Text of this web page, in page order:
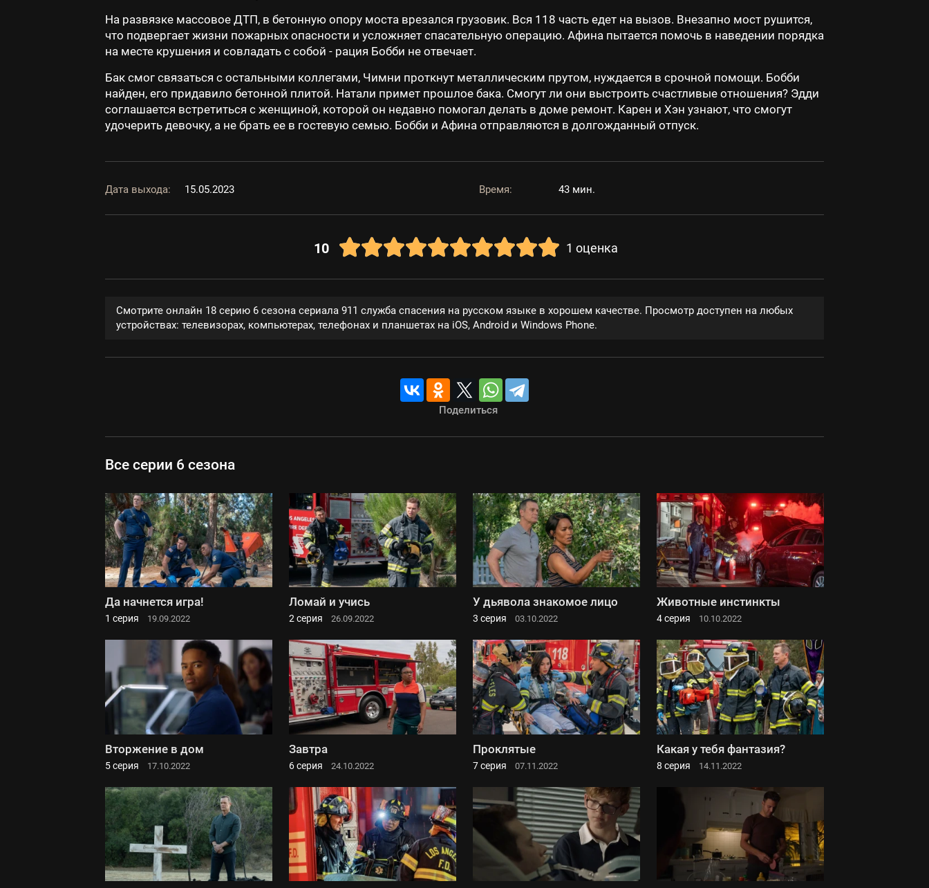
На развязке массовое ДТП, в бетонную опору моста врезался грузовик. Вся 118 часть едет на вызов. Внезапно мост рушится,
что подвергает жизни пожарных опасности и усложняет спасательную операцию. Афина пытается помочь в наведении порядка
на месте крушения и совладать с собой - рация Бобби не отвечает.
Бак смог связаться с остальными коллегами, Чимни проткнут металлическим прутом, нуждается в срочной помощи. Бобби
найден, его придавило бетонной плитой. Натали примет прошлое бака. Смогут ли они выстроить счастливые отношения? Эдди
соглашается встретиться с женщиной, которой он недавно помогал делать в доме ремонт. Карен и Хэн узнают, что смогут
удочерить девочку, а не брать ее в гостевую семью. Бобби и Афина отправляются в долгожданный отпуск.
Дата выхода: 15.05.2023 Время: 43 мин.
10 1 оценка
Смотрите онлайн 18 серию 6 сезона сериала 911 служба спасения на русском языке в хорошем качестве. Просмотр доступен на любых
устройствах: телевизорах, компьютерах, телефонах и планшетах на iOS, Android и Windows Phone.
Поделиться
Все серии 6 сезона
Да начнется игра!
1 серия 19.09.2022
Ломай и учись
2 серия 26.09.2022
У дьявола знакомое лицо
3 серия 03.10.2022
Животные инстинкты
4 серия 10.10.2022
Вторжение в дом
5 серия 17.10.2022
Завтра
6 серия 24.10.2022
Проклятые
7 серия 07.11.2022
Какая у тебя фантазия?
8 серия 14.11.2022